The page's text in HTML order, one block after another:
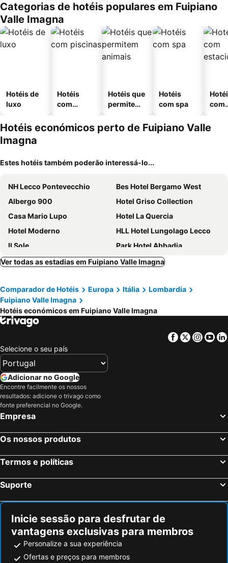
Categorias de hotéis populares em Fuipiano
Valle Imagna
Hotéis de
luxo
Hotéis
com
Hotéis que
permitem
Hotéis
com spa
com
Hotéis económicos perto de Fuipiano Valle
Imagna
Estes hotéis também poderão interessá-lo...
NH Lecco Pontevecchio
Bes Hotel Bergamo West
Albergo 900
Hotel Griso Collection
Casa Mario Lupo
Hotel La Quercia
Hotel Moderno
HLL Hotel Lungolago Lecco
Il Sole
Park Hotel Abbadia
Mamma Ciccia
Hotel Piazza Vecchia
SALOTTO "900Strati"
Griso Collection Hotel
Hotel Promessi Sposi
GombitHotel
Settecento Hotel
La Valletta Relais
Grandi Cime Guest House
Hotel Borgo Brianteo
Hotel Posta
Hotel Ristorante Costa
Sporting Club
Hotel Alberi
QC Room San Pellegrino
Hotel Riposo
5 Vie
Hotel Al Verde
Agriturismo Marco
Best Western Hotel Solaf
Villa Nasti Hotel Ristorante
Hotel Mazzoleni
Borgo Pescarenico
Ver todas as estadias em Fuipiano Valle Imagna
Comparador de Hotéis Europa Itália
Lombardia
Fuipiano Valle Imagna
Hotéis económicos em Fuipiano Valle Imagna
Facebook
Twitter
Selecione o seu país
Adicionar no Google
Encontre facilmente os nossos
resultados: adicione o trivago como
fonte preferencial no Google.
Empresa
Os nossos produtos
Termos e políticas
Suporte
Inicie sessão para desfrutar de
vantagens exclusivas para membros
Personalize a sua experiência
Ofertas e preços para membros